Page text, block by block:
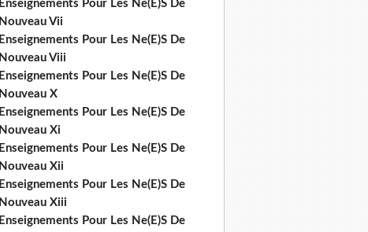
Enseignements Pour Les Ne(E)S De
Nouveau Vii
Enseignements Pour Les Ne(E)S De
Nouveau Viii
Enseignements Pour Les Ne(E)S De
Nouveau X
Enseignements Pour Les Ne(E)S De
Nouveau Xi
Enseignements Pour Les Ne(E)S De
Nouveau Xii
Enseignements Pour Les Ne(E)S De
Nouveau Xiii
Enseignements Pour Les Ne(E)S De